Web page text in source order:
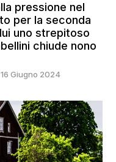
pressione nel
per la seconda
uno strepitoso
chiude nono
16 Giugno 2024